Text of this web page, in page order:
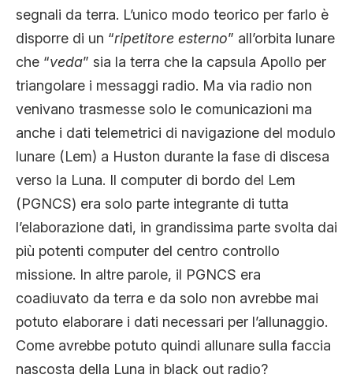
segnali da terra. L’unico modo teorico per farlo è
disporre di un “ripetitore esterno” all’orbita lunare
che “veda” sia la terra che la capsula Apollo per
triangolare i messaggi radio. Ma via radio non
venivano trasmesse solo le comunicazioni ma
anche i dati telemetrici di navigazione del modulo
lunare (Lem) a Huston durante la fase di discesa
verso la Luna. Il computer di bordo del Lem
(PGNCS) era solo parte integrante di tutta
l’elaborazione dati, in grandissima parte svolta dai
più potenti computer del centro controllo
missione. In altre parole, il PGNCS era
coadiuvato da terra e da solo non avrebbe mai
potuto elaborare i dati necessari per l’allunaggio.
Come avrebbe potuto quindi allunare sulla faccia
nascosta della Luna in black out radio?